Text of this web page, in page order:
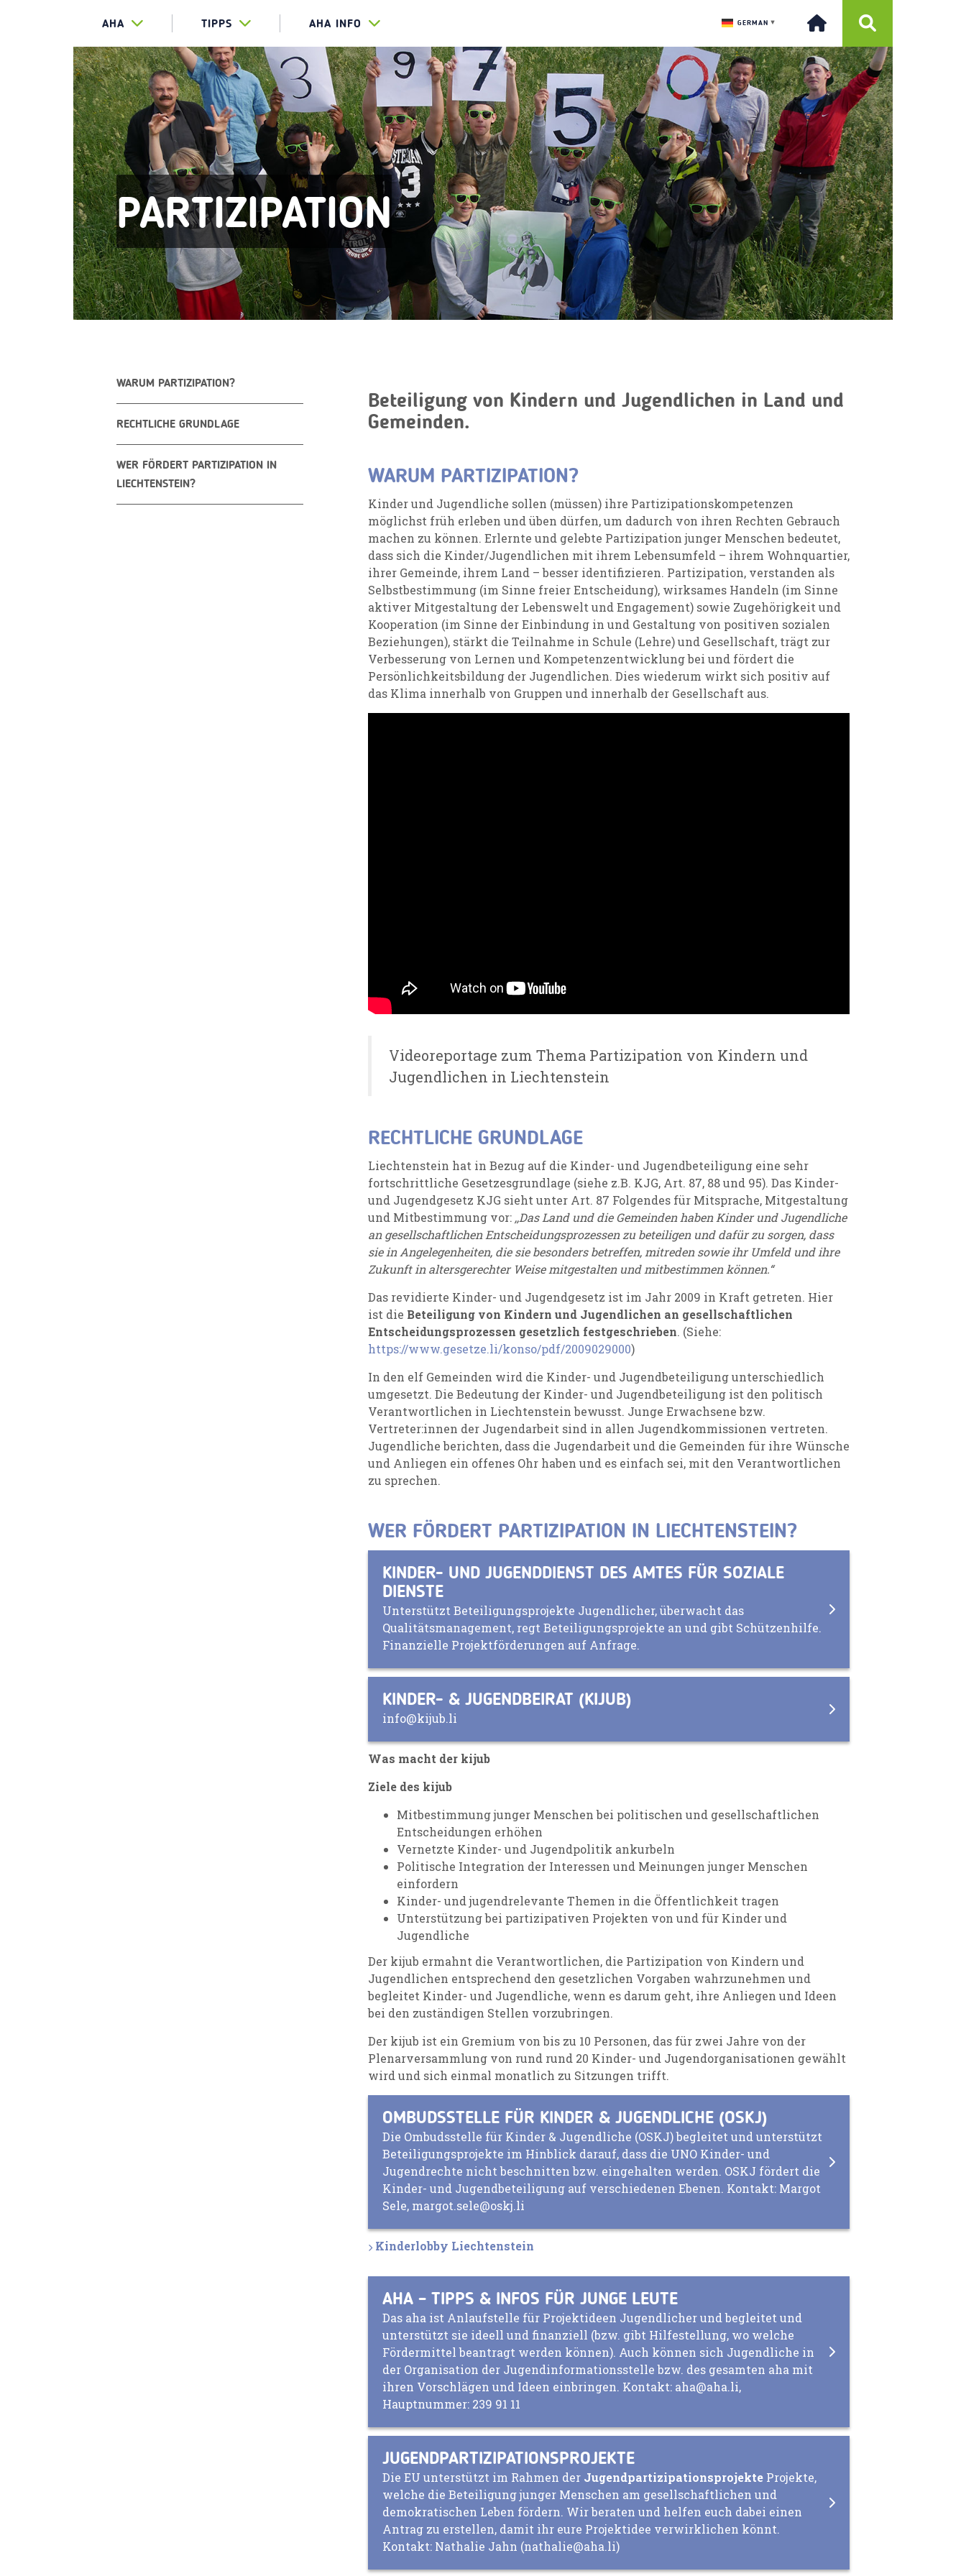
AHA TIPPS AHA INFO GERMAN ▼
PARTIZIPATION
WARUM PARTIZIPATION?
RECHTLICHE GRUNDLAGE
WER FÖRDERT PARTIZIPATION IN
LIECHTENSTEIN?
Beteiligung von Kindern und Jugendlichen in Land und
Gemeinden.
WARUM PARTIZIPATION?
Kinder und Jugendliche sollen (müssen) ihre Partizipationskompetenzen
möglichst früh erleben und üben dürfen, um dadurch von ihren Rechten Gebrauch
machen zu können. Erlernte und gelebte Partizipation junger Menschen bedeutet,
dass sich die Kinder/Jugendlichen mit ihrem Lebensumfeld – ihrem Wohnquartier,
ihrer Gemeinde, ihrem Land – besser identifizieren. Partizipation, verstanden als
Selbstbestimmung (im Sinne freier Entscheidung), wirksames Handeln (im Sinne
aktiver Mitgestaltung der Lebenswelt und Engagement) sowie Zugehörigkeit und
Kooperation (im Sinne der Einbindung in und Gestaltung von positiven sozialen
Beziehungen), stärkt die Teilnahme in Schule (Lehre) und Gesellschaft, trägt zur
Verbesserung von Lernen und Kompetenzentwicklung bei und fördert die
Persönlichkeitsbildung der Jugendlichen. Dies wiederum wirkt sich positiv auf
das Klima innerhalb von Gruppen und innerhalb der Gesellschaft aus.
Videoreportage zum Thema Partizipation von Kindern und
Jugendlichen in Liechtenstein
RECHTLICHE GRUNDLAGE
Liechtenstein hat in Bezug auf die Kinder- und Jugendbeteiligung eine sehr
fortschrittliche Gesetzesgrundlage (siehe z.B. KJG, Art. 87, 88 und 95). Das Kinder-
und Jugendgesetz KJG sieht unter Art. 87 Folgendes für Mitsprache, Mitgestaltung
und Mitbestimmung vor: ,,Das Land und die Gemeinden haben Kinder und Jugendliche
an gesellschaftlichen Entscheidungsprozessen zu beteiligen und dafür zu sorgen, dass
sie in Angelegenheiten, die sie besonders betreffen, mitreden sowie ihr Umfeld und ihre
Zukunft in altersgerechter Weise mitgestalten und mitbestimmen können.“
Das revidierte Kinder- und Jugendgesetz ist im Jahr 2009 in Kraft getreten. Hier
ist die Beteiligung von Kindern und Jugendlichen an gesellschaftlichen
Entscheidungsprozessen gesetzlich festgeschrieben. (Siehe:
https://www.gesetze.li/konso/pdf/2009029000)
In den elf Gemeinden wird die Kinder- und Jugendbeteiligung unterschiedlich
umgesetzt. Die Bedeutung der Kinder- und Jugendbeteiligung ist den politisch
Verantwortlichen in Liechtenstein bewusst. Junge Erwachsene bzw.
Vertreter:innen der Jugendarbeit sind in allen Jugendkommissionen vertreten.
Jugendliche berichten, dass die Jugendarbeit und die Gemeinden für ihre Wünsche
und Anliegen ein offenes Ohr haben und es einfach sei, mit den Verantwortlichen
zu sprechen.
WER FÖRDERT PARTIZIPATION IN LIECHTENSTEIN?
KINDER- UND JUGENDDIENST DES AMTES FÜR SOZIALE
DIENSTE
Unterstützt Beteiligungsprojekte Jugendlicher, überwacht das
Qualitätsmanagement, regt Beteiligungsprojekte an und gibt Schützenhilfe.
Finanzielle Projektförderungen auf Anfrage.
KINDER- & JUGENDBEIRAT (KIJUB)
info@kijub.li
Was macht der kijub
Ziele des kijub
Mitbestimmung junger Menschen bei politischen und gesellschaftlichen
Entscheidungen erhöhen
Vernetzte Kinder- und Jugendpolitik ankurbeln
Politische Integration der Interessen und Meinungen junger Menschen
einfordern
Kinder- und jugendrelevante Themen in die Öffentlichkeit tragen
Unterstützung bei partizipativen Projekten von und für Kinder und
Jugendliche
Der kijub ermahnt die Verantwortlichen, die Partizipation von Kindern und
Jugendlichen entsprechend den gesetzlichen Vorgaben wahrzunehmen und
begleitet Kinder- und Jugendliche, wenn es darum geht, ihre Anliegen und Ideen
bei den zuständigen Stellen vorzubringen.
Der kijub ist ein Gremium von bis zu 10 Personen, das für zwei Jahre von der
Plenarversammlung von rund rund 20 Kinder- und Jugendorganisationen gewählt
wird und sich einmal monatlich zu Sitzungen trifft.
OMBUDSSTELLE FÜR KINDER & JUGENDLICHE (OSKJ)
Die Ombudsstelle für Kinder & Jugendliche (OSKJ) begleitet und unterstützt
Beteiligungsprojekte im Hinblick darauf, dass die UNO Kinder- und
Jugendrechte nicht beschnitten bzw. eingehalten werden. OSKJ fördert die
Kinder- und Jugendbeteiligung auf verschiedenen Ebenen. Kontakt: Margot
Sele, margot.sele@oskj.li
Kinderlobby Liechtenstein
AHA – TIPPS & INFOS FÜR JUNGE LEUTE
Das aha ist Anlaufstelle für Projektideen Jugendlicher und begleitet und
unterstützt sie ideell und finanziell (bzw. gibt Hilfestellung, wo welche
Fördermittel beantragt werden können). Auch können sich Jugendliche in
der Organisation der Jugendinformationsstelle bzw. des gesamten aha mit
ihren Vorschlägen und Ideen einbringen. Kontakt: aha@aha.li,
Hauptnummer: 239 91 11
JUGENDPARTIZIPATIONSPROJEKTE
Die EU unterstützt im Rahmen der Jugendpartizipationsprojekte Projekte,
welche die Beteiligung junger Menschen am gesellschaftlichen und
demokratischen Leben fördern. Wir beraten und helfen euch dabei einen
Antrag zu erstellen, damit ihr eure Projektidee verwirklichen könnt.
Kontakt: Nathalie Jahn (nathalie@aha.li)